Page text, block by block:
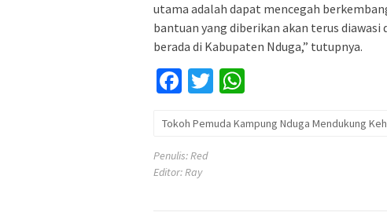
utama adalah dapat mencegah
bantuan yang diberikan akan terus
berada di Kabupaten Nduga,” tutupnya.
Facebook
Twitter
Tokoh Pemuda Kampung Nduga Mendukung
Penulis: Red
Editor: Ray